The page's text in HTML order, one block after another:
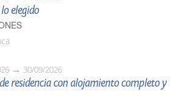
elegido
30/09/2026
de residencia con alojamiento completo y